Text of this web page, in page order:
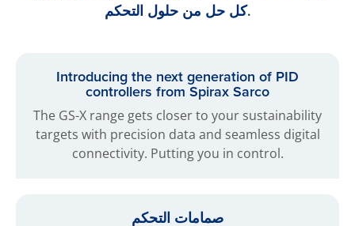
كل حل من حلول التحكم.
Introducing the next generation of PID
controllers from Spirax Sarco
The GS-X range gets closer to your sustainability
targets with precision data and seamless digital
connectivity. Putting you in control.
صمامات التحكم